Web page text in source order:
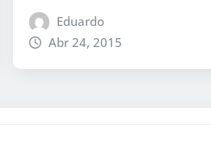
Eduardo
Abr 24, 2015